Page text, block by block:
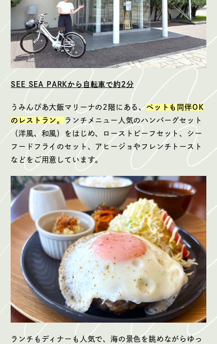
SEE SEA PARKから自転車で約2分
うみんぴあ大飯マリーナの2階にある、ペットも同伴OK
のレストラン。
ランチメニュー人気のハンバーグセット
（洋風、和風）をはじめ、ローストビーフセット、シー
フードフライのセット、アヒージョやフレンチトースト
などをご用意しています。
ランチもディナーも人気で、海の景色を眺めながらゆっ